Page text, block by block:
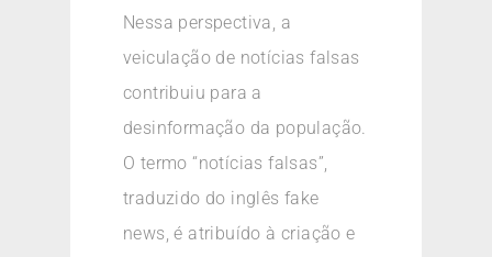
Nessa perspectiva, a
veiculação de notícias falsas
contribuiu para a
desinformação da população.
O termo “notícias falsas”,
traduzido do inglês fake
news, é atribuído à criação e